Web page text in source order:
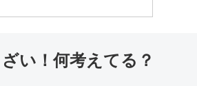
い！何考えてる？